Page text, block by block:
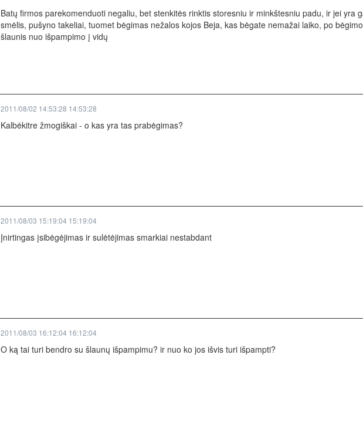
Batų firmos parekomenduoti negaliu, bet stenkitės rinktis storesniu ir minkštesniu padu, ir jei yra
smėlis, pušyno takeliai, tuomet bėgimas nežalos kojos Beja, kas bėgate nemažai laiko, po
šlaunis nuo išpampimo į vidų
2011/08/02 14:53:28 14:53:28
Kalbėkitre žmogiškai - o kas yra tas prabėgimas?
2011/08/03 15:19:04 15:19:04
Įnirtingas įsibėgėjimas ir sulėtėjimas smarkiai nestabdant
2011/08/03 16:12:04 16:12:04
O ką tai turi bendro su šlaunų išpampimu? ir nuo ko jos išvis turi išpampti?